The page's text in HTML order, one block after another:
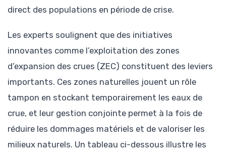
direct des populations en période de crise.
Les experts soulignent que des initiatives
innovantes comme l’exploitation des zones
d’expansion des crues (ZEC) constituent des leviers
importants. Ces zones naturelles jouent un rôle
tampon en stockant temporairement les eaux de
crue, et leur gestion conjointe permet à la fois de
réduire les dommages matériels et de valoriser les
milieux naturels. Un tableau ci-dessous illustre les